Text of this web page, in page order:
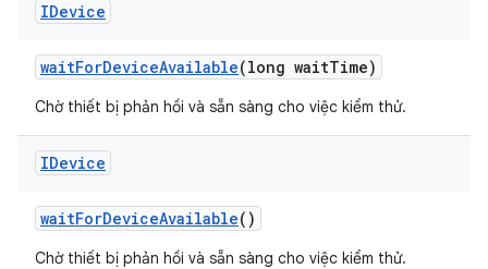
IDevice
waitForDeviceAvailable(long waitTime)
Chờ thiết bị phản hồi và sẵn sàng cho việc kiểm thử.
IDevice
waitForDeviceAvailable()
Chờ thiết bị phản hồi và sẵn sàng cho việc kiểm thử.